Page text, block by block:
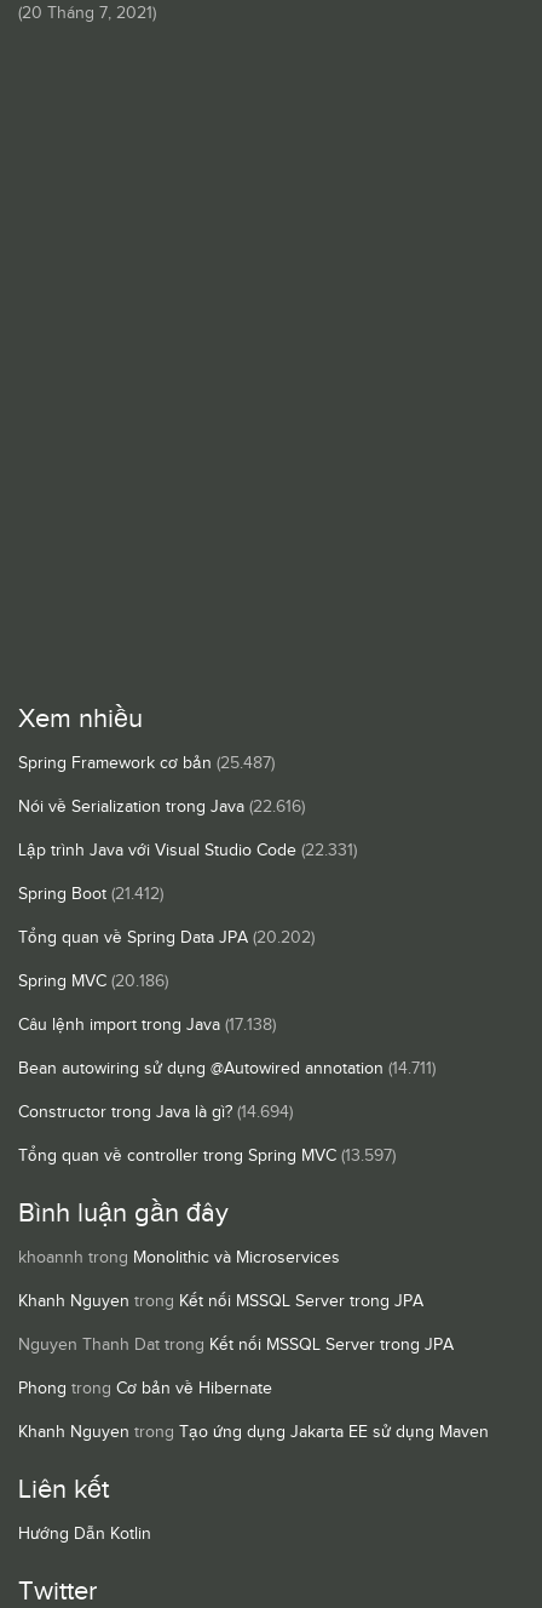
(20 Tháng 7, 2021)
Xem nhiều
Spring Framework cơ bản (25.487)
Nói về Serialization trong Java (22.616)
Lập trình Java với Visual Studio Code (22.331)
Spring Boot (21.412)
Tổng quan về Spring Data JPA (20.202)
Spring MVC (20.186)
Câu lệnh import trong Java (17.138)
Bean autowiring sử dụng @Autowired annotation (14.711)
Constructor trong Java là gì? (14.694)
Tổng quan về controller trong Spring MVC (13.597)
Bình luận gần đây
khoannh trong Monolithic và Microservices
Khanh Nguyen trong Kết nối MSSQL Server trong JPA
Nguyen Thanh Dat trong Kết nối MSSQL Server trong JPA
Phong trong Cơ bản về Hibernate
Khanh Nguyen trong Tạo ứng dụng Jakarta EE sử dụng Maven
Liên kết
Hướng Dẫn Kotlin
Twitter